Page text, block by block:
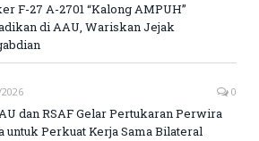
F-27 A-2701 “Kalong AMPUH”
di AAU, Wariskan Jejak
0
dan RSAF Gelar Pertukaran Perwira
untuk Perkuat Kerja Sama Bilateral